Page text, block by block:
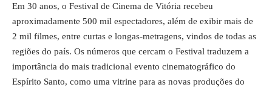
Em 30 anos, o Festival de Cinema de Vitória recebeu
aproximadamente 500 mil espectadores, além de exibir mais de
2 mil filmes, entre curtas e longas-metragens, vindos de todas as
regiões do país. Os números que cercam o Festival traduzem a
importância do mais tradicional evento cinematográfico do
Espírito Santo, como uma vitrine para as novas produções do